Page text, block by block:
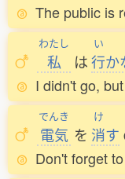
The public is
わたし
私 は
い
行か
I didn't go,
でんき
電気 を
け
消す
Don't forget